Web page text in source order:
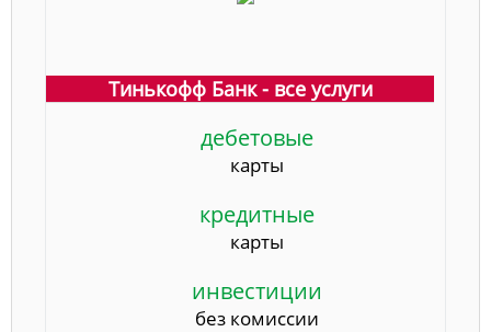
Тинькофф Банк - все услуги
дебетовые
карты
кредитные
карты
инвестиции
без комиссии